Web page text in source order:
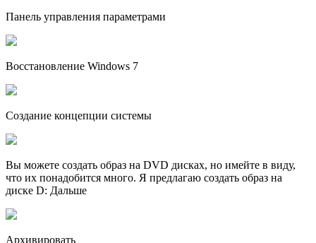
Панель управления параметрами
Восстановление Windows 7
Создание концепции системы
Вы можете создать образ на DVD дисках, но имейте в виду,
что их понадобится много. Я предлагаю создать образ на
диске D: Дальше
Архивировать